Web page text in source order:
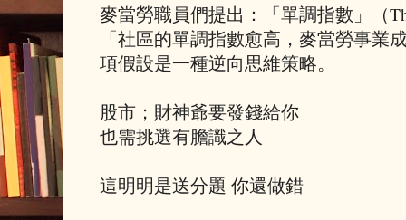
麥當勞職員們提出：「單調指數」（
「社區的單調指數愈高，麥當勞事業
項假設是一種逆向思維策略。
股市；財神爺要發錢給你
也需挑選有膽識之人
這明明是送分題 你還做錯